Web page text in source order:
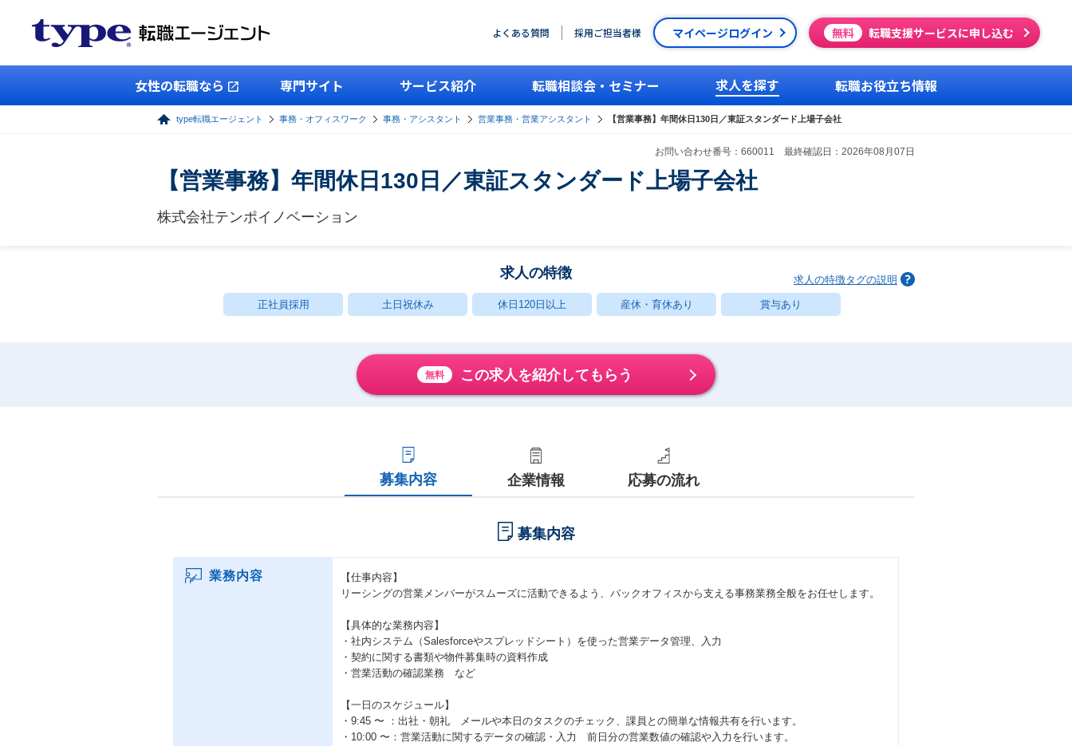
よくある質問 採用ご担当者様 マイページログイン 無料 転職支援サービスに申し込む
女性の転職なら 専門サイト サービス紹介 転職相談会・セミナー 求人を探す 転職お役立ち情報
type転職エージェント 事務・オフィスワーク 事務・アシスタント 営業事務・営業アシスタント 【営業事務】年間休日130日／東証スタンダード上場子会社
お問い合わせ番号：660011 最終確認日：2026年08月07日
【営業事務】年間休日130日／東証スタンダード上場子会社
株式会社テンポイノベーション
求人の特徴 求人の特徴タグの説明
正社員採用 土日祝休み 休日120日以上 産休・育休あり 賞与あり
無料 この求人を紹介してもらう
募集内容 企業情報 応募の流れ
募集内容
業務内容
【仕事内容】
リーシングの営業メンバーがスムーズに活動できるよう、バックオフィスから支える事務業務全般をお任せします。
【具体的な業務内容】
・社内システム（Salesforceやスプレッドシート）を使った営業データ管理、入力
・契約に関する書類や物件募集時の資料作成
・営業活動の確認業務 など
【一日のスケジュール】
・9:45 〜 ：出社・朝礼 メールや本日のタスクのチェック、課員との簡単な情報共有を行います。
・10:00 〜：営業活動に関するデータの確認・入力 前日分の営業数値の確認や入力を行います。